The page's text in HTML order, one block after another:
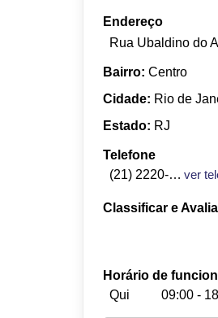
Endereço
Rua Ubaldino do
Bairro: Centro
Cidade: Rio de
Estado: RJ
Telefone
(21) 2220-5647
ver
Classificar e
Horário de
Qui
09:00 -